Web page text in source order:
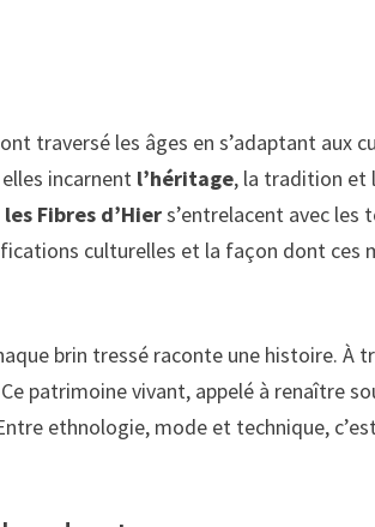
traversé les âges en s’adaptant
incarnent l’héritage, la tradition et
les Fibres d’Hiers’entrelacent avec les
culturelles et la façon dont ces
brin tressé raconte une histoire.
patrimoine vivant, appelé à renaître
ethnologie, mode et technique,